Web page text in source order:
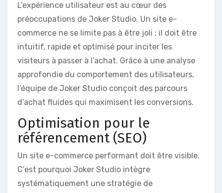
L’expérience utilisateur est au cœur des
préoccupations de Joker Studio. Un site e-
commerce ne se limite pas à être joli ; il doit être
intuitif, rapide et optimisé pour inciter les
visiteurs à passer à l’achat. Grâce à une analyse
approfondie du comportement des utilisateurs,
l’équipe de Joker Studio conçoit des parcours
d’achat fluides qui maximisent les conversions.
Optimisation pour le
référencement (SEO)
Un site e-commerce performant doit être visible.
C’est pourquoi Joker Studio intègre
systématiquement une stratégie de